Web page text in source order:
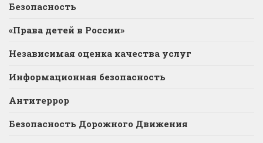
Безопасность
«Права детей в России»
Независимая оценка качества услуг
Информационная безопасность
Антитеррор
Безопасность Дорожного Движения